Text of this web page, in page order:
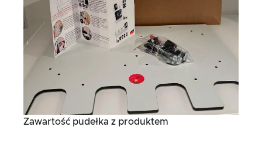
Zawartość pudełka z produktem